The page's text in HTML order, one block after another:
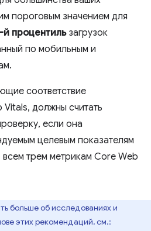
пороговым значением для
й процентильзагрузок
по мобильным и
соответствие
должны считать
если она
целевым показателям
трем метрикам Core Web
больше об исследованиях и
этих рекомендаций, см.: